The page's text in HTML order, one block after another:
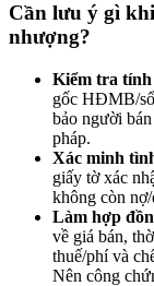
Cần lưu ý gì
nhượng?
Kiểm tra
gốc HĐMB/
bảo người
pháp.
Xác minh
giấy tờ xác
không còn
Làm hợp
về giá bán,
thuế/phí và
Nên công